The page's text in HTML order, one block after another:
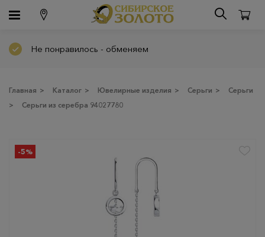
Не понравилось - обменяем
Главная > Каталог > Ювелирные изделия > Серьги >
Серьги
>
Серьги из серебра 94027780
-5%